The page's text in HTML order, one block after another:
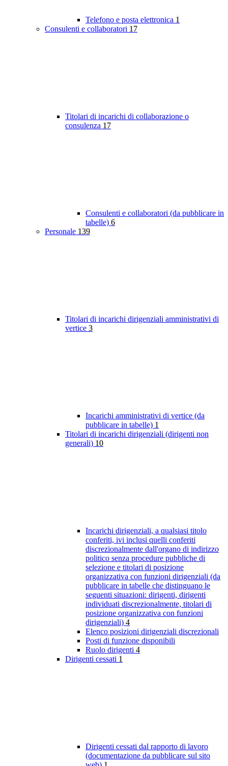
Telefono e posta elettronica 1
Consulenti e collaboratori 17
Titolari di incarichi di collaborazione o
consulenza 17
Consulenti e collaboratori (da pubblicare in
tabelle) 6
Personale 139
Titolari di incarichi dirigenziali amministrativi di
vertice 3
Incarichi amministrativi di vertice (da
pubblicare in tabelle) 1
Titolari di incarichi dirigenziali (dirigenti non
generali) 10
Incarichi dirigenziali, a qualsiasi titolo
conferiti, ivi inclusi quelli conferiti
discrezionalmente dall'organo di indirizzo
politico senza procedure pubbliche di
selezione e titolari di posizione
organizzativa con funzioni dirigenziali (da
pubblicare in tabelle che distinguano le
seguenti situazioni: dirigenti, dirigenti
individuati discrezionalmente, titolari di
posizione organizzativa con funzioni
dirigenziali) 4
Elenco posizioni dirigenziali discrezionali
Posti di funzione disponibili
Ruolo dirigenti 4
Dirigenti cessati 1
Dirigenti cessati dal rapporto di lavoro
(documentazione da pubblicare sul sito